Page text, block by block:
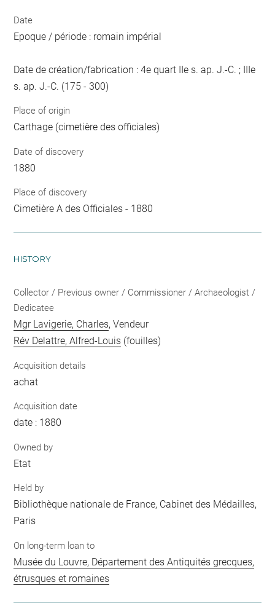
Date
Epoque / période : romain impérial
Date de création/fabrication : 4e quart IIe s. ap. J.-C. ; IIIe
s. ap. J.-C. (175 - 300)
Place of origin
Carthage (cimetière des officiales)
Date of discovery
1880
Place of discovery
Cimetière A des Officiales - 1880
HISTORY
Collector / Previous owner / Commissioner / Archaeologist /
Dedicatee
Mgr Lavigerie, Charles, Vendeur
Rév Delattre, Alfred-Louis (fouilles)
Acquisition details
achat
Acquisition date
date : 1880
Owned by
Etat
Held by
Bibliothèque nationale de France, Cabinet des Médailles,
Paris
On long-term loan to
Musée du Louvre, Département des Antiquités grecques,
étrusques et romaines